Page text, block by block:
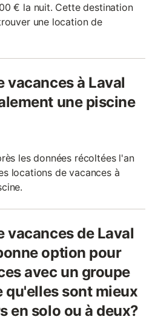
€ la nuit. Cette destination
une location de
vacances à Laval
une piscine
les données récoltées l'an
locations de vacances à
vacances de Laval
option pour
avec un groupe
qu'elles sont mieux
en solo ou à deux?